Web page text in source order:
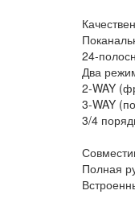
24-
Два
2-WAY
3-WAY
3/4
Полная